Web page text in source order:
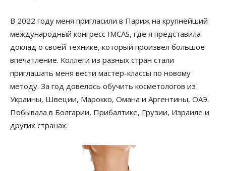
В 2022 году меня пригласили в Париж на крупнейший
международный конгресс IMCAS, где я представила
доклад о своей технике, который произвел большое
впечатление. Коллеги из разных стран стали
приглашать меня вести мастер-классы по новому
методу. За год довелось обучить косметологов из
Украины, Швеции, Марокко, Омана и Аргентины, ОАЭ.
Побывала в Болгарии, Прибалтике, Грузии, Израиле и
других странах.